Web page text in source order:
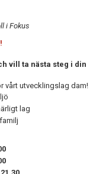
i Fokus
vill ta nästa steg i din
vårt utvecklingslag dam!
lag